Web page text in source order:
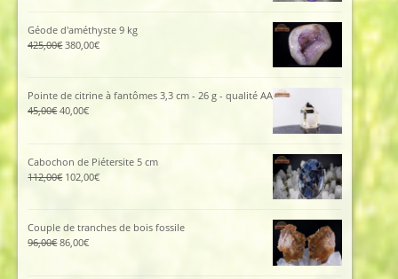
était :
115,00€.105,00€.
Géode d'améthyste 9 kg
425,00€ Le
380,00€Le
est :
Pointe de citrine à fantômes 3,3 cm - 26 g - qualité AA
45,00€Le
45,00€.
40,00€Le
est :
40,00€.
Cabochon de Piétersite 5 cm
112,00€ Le
112,00€.
102,00€Le
102,00€.
Couple de tranches de bois fossile
96,00€Le
86,00€Le